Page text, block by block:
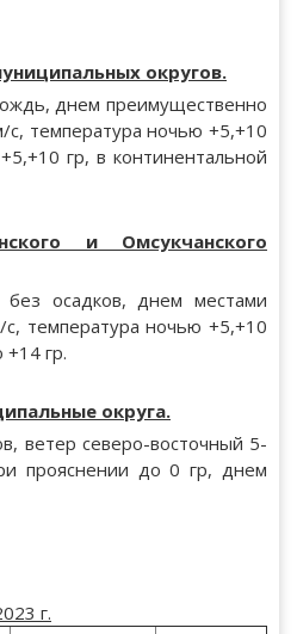
округов.
днем преимущественно
температура ночью +5,+10
гр, в континентальной
и Омсукчанского
осадков, днем местами
температура ночью +5,+10
гр.
округа.
ветер северо-восточный 5-
прояснении до 0 гр, днем
г.